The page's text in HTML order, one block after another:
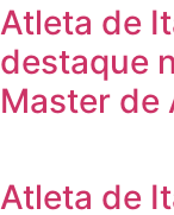
Atleta de
destaque
Master de
Atleta de